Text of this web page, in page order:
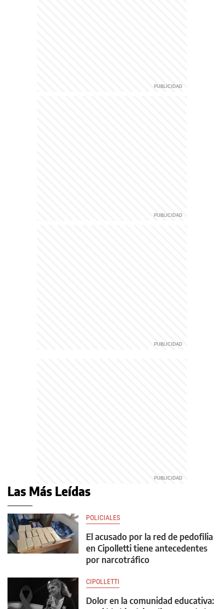
Las Más Leídas
POLICIALES
El acusado por la red de pedofilia
en Cipolletti tiene antecedentes
por narcotráfico
CIPOLLETTI
Dolor en la comunidad educativa: